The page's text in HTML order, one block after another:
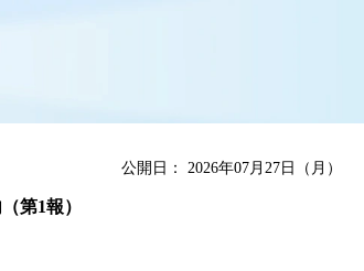
公開日： 2026年07月27日（月）
第1報）